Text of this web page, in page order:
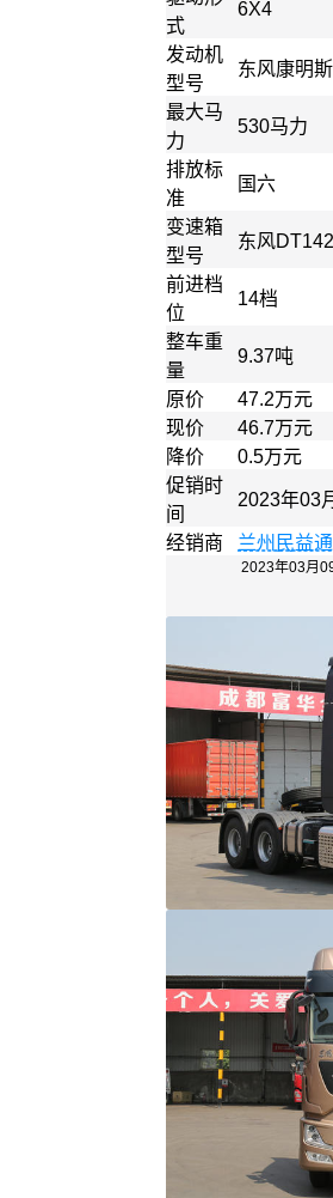
式
6X4
发动机
型号
东风康明
最大马
力
530马力
排放标
准
国六
变速箱
型号
东风
前进档
位
14档
整车重
量
9.37吨
原价
47.2万元
现价
46.7万元
降价
0.5万元
促销时
间
2023年03
经销商 兰州民益
2023年03月